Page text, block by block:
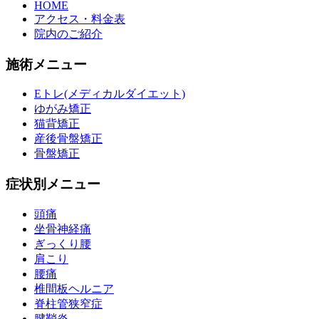
HOME
アクセス・料金表
院内のご紹介
施術メニュー
Eトレ(メディカルダイエット)
ゆがみ矯正
猫背矯正
産後骨盤矯正
骨盤矯正
症状別メニュー
頭痛
坐骨神経痛
ぎっくり腰
肩こり
腰痛
椎間板ヘルニア
脊柱管狭窄症